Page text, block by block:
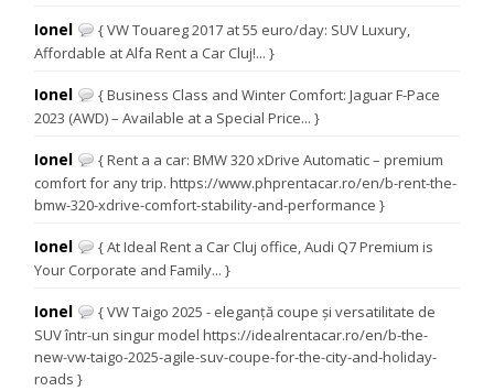
Ionel
{ VW Touareg 2017 at 55 euro/day: SUV Luxury,
Affordable at Alfa Rent a Car Cluj!... }
Ionel
{ Business Class and Winter Comfort: Jaguar F-Pace
2023 (AWD) – Available at a Special Price... }
Ionel
{ Rent a a car: BMW 320 xDrive Automatic – premium
comfort for any trip. https://www.phprentacar.ro/en/b-rent-the-
bmw-320-xdrive-comfort-stability-and-performance }
Ionel
{ At Ideal Rent a Car Cluj office, Audi Q7 Premium is
Your Corporate and Family... }
Ionel
{ VW Taigo 2025 - eleganță coupe și versatilitate de
SUV într-un singur model https://idealrentacar.ro/en/b-the-
new-vw-taigo-2025-agile-suv-coupe-for-the-city-and-holiday-
roads }